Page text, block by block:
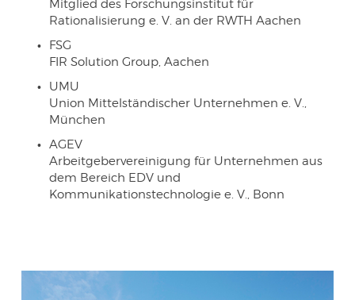
Mitglied des Forschungsinstitut für
Rationalisierung e. V. an der RWTH Aachen
FSG
FIR Solution Group, Aachen
UMU
Union Mittelständischer Unternehmen e. V.,
München
AGEV
Arbeitgebervereinigung für Unternehmen aus
dem Bereich EDV und
Kommunikationstechnologie e. V., Bonn